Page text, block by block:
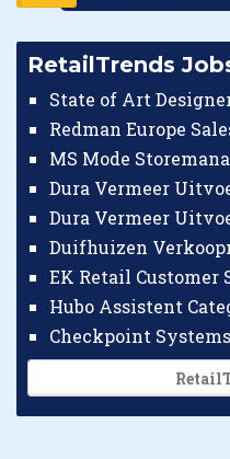
RetailTrends
State of Art
Redman Europe
MS Mode
Dura Vermeer
Dura Vermeer
Duifhuizen
EK Retail Customer
Hubo Assistent